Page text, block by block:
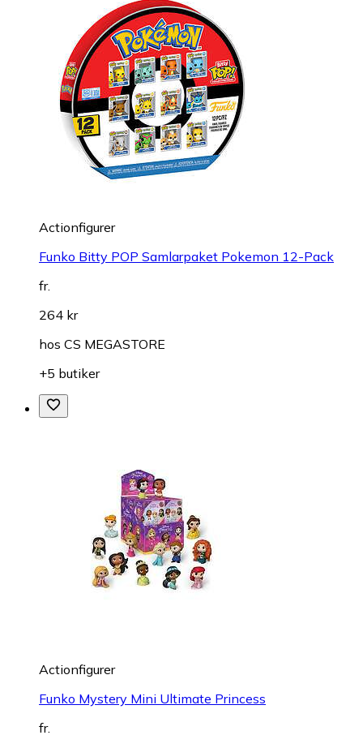
Actionfigurer
Funko Bitty POP Samlarpaket Pokemon 12-Pack
fr.
264 kr
hos CS MEGASTORE
+5 butiker
Actionfigurer
Funko Mystery Mini Ultimate Princess
fr.